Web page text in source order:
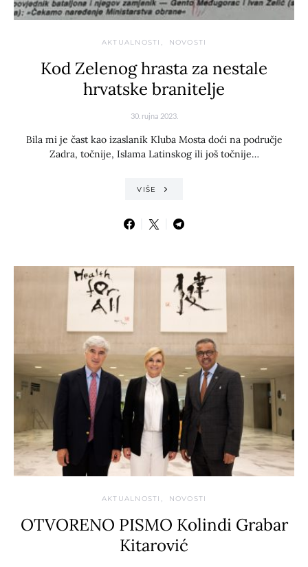
AKTUALNOSTI NOVOSTI
Kod Zelenog hrasta za nestale
hrvatske branitelje
30. rujna 2023.
Bila mi je čast kao izaslanik Kluba Mosta doći na područje
Zadra, točnije, Islama Latinskog ili još točnije…
VIŠE
AKTUALNOSTI NOVOSTI
OTVORENO PISMO Kolindi Grabar
Kitarović